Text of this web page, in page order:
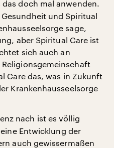
das doch mal anwenden.
und Spiritual
sage,
aber Spiritual Care ist
sich auch an
Care das, was in Zukunft
Krankenhausseelsorge
nach ist es völlig
Entwicklung der
auch gewissermaßen